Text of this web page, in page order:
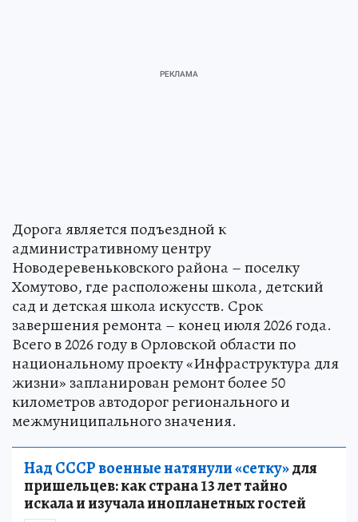
Дорога является подъездной к
административному центру
Новодеревеньковского района – поселку
Хомутово, где расположены школа, детский
сад и детская школа искусств. Срок
завершения ремонта – конец июля 2026 года.
Всего в 2026 году в Орловской области по
национальному проекту «Инфраструктура для
жизни» запланирован ремонт более 50
километров автодорог регионального и
межмуниципального значения.
Над СССР военные натянули «сетку»для
пришельцев: как страна 13 лет тайно
искала и изучала инопланетных гостей